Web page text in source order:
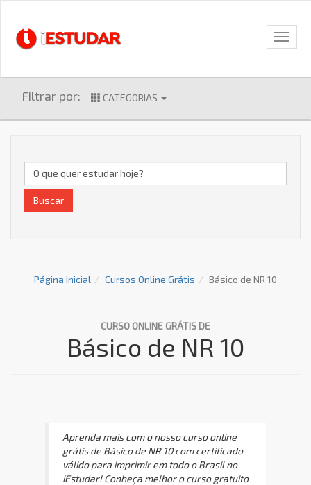
Filtrar por: CATEGORIAS
Buscar
Página Inicial Cursos Online Grátis Básico de NR 10
CURSO ONLINE GRÁTIS DE
Básico de NR 10
Aprenda mais com o nosso curso online
grátis de Básico de NR 10 com certificado
válido para imprimir em todo o Brasil no
iEstudar! Conheça melhor o curso gratuito